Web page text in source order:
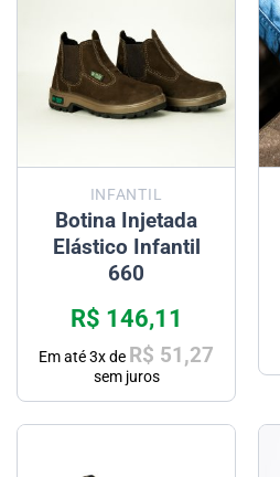
INFANTIL
Botina Injetada
Elástico Infantil
660
R$ 146,11
Em até3x de R$ 51,27
sem juros